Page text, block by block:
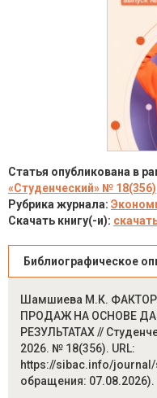
Статья опубликована в
«Студенческий» № 18(356)
Рубрика журнала:
Скачать книгу(-и):
Библиографическое
Шамшиева М.К.
ПРОДАЖ НА ОСНОВЕ
РЕЗУЛЬТАТАХ //
2026. № 18(356). URL:
https://sibac.info/
обращения: 07.08.2026).